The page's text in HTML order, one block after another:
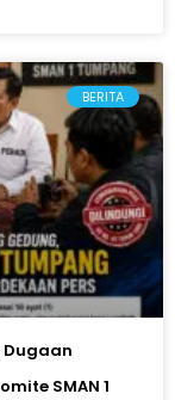
BERITA
SMAN 1